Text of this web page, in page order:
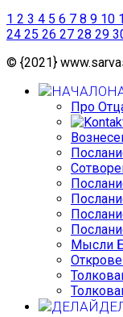
1 2 3 4 5 6 7 8 9 10
24 25 26 27 28 29
© {2021}
Про
Мысли